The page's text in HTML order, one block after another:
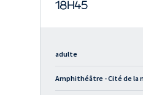
18H45
adulte
Amphithéâtre - Cité de la